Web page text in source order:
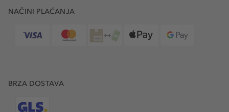
NAČINI PLAĆANJA
BRZA DOSTAVA